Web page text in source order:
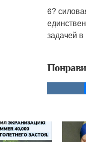
6?
задачей